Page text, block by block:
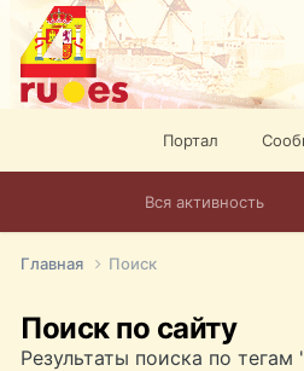
Портал
Вся активность
Главная Поиск
Поиск по сайту
Результаты поиска по тегам